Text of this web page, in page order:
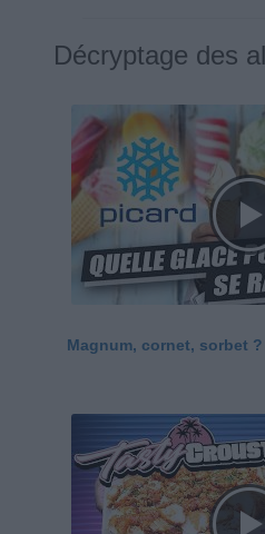
Décryptage des
Magnum, cornet, sorbet